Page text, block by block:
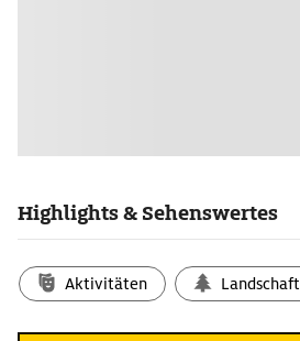
Highlights & Sehenswertes
Aktivitäten Landschaft